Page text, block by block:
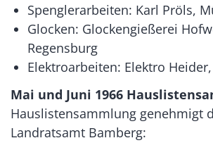
Spenglerarbeiten: Karl Pröls,
Glocken: Glockengießerei
Regensburg
Elektroarbeiten: Elektro
Mai und Juni 1966
Hauslistensammlung genehmigt
Landratsamt Bamberg: